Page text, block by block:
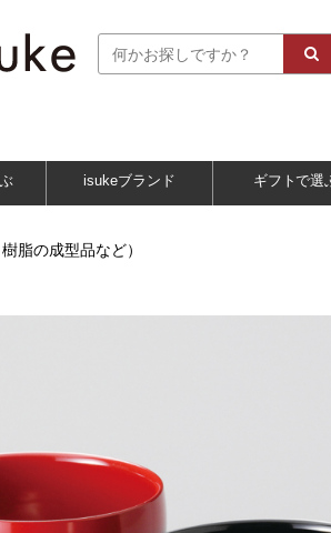
isukeブランド ギフトで選
脂の成型品など）